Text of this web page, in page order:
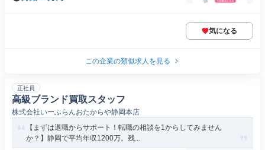
気になる
この企業の類似求人を見る
正社員
高級ブランド買取スタッフ
株式会社いーふらんおたからや静岡本店
【まずは退職からサポート！転職の相談を1からしてみません
か？】静岡で平均年収1200万。残...